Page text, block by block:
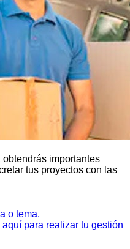
importantes
tus proyectos con las
o tema.
aquí para realizar tu gestión